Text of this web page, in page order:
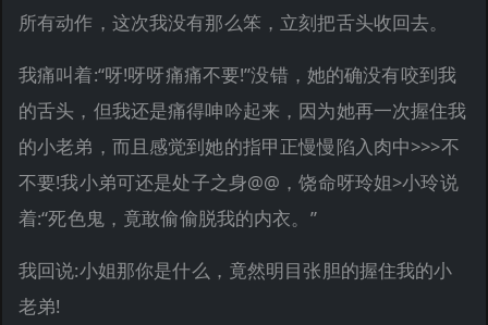
所有动作，这次我没有那么笨，立刻把舌头收回去。
我痛叫着:“呀!呀呀痛痛不要!”没错，她的确没有咬到我
的舌头，但我还是痛得呻吟起来，因为她再一次握住我
的小老弟，而且感觉到她的指甲正慢慢陷入肉中>>>不
不要!我小弟可还是处子之身@@，饶命呀玲姐>小玲说
着:“死色鬼，竟敢偷偷脱我的内衣。”
我回说:小姐那你是什么，竟然明目张胆的握住我的小
老弟!